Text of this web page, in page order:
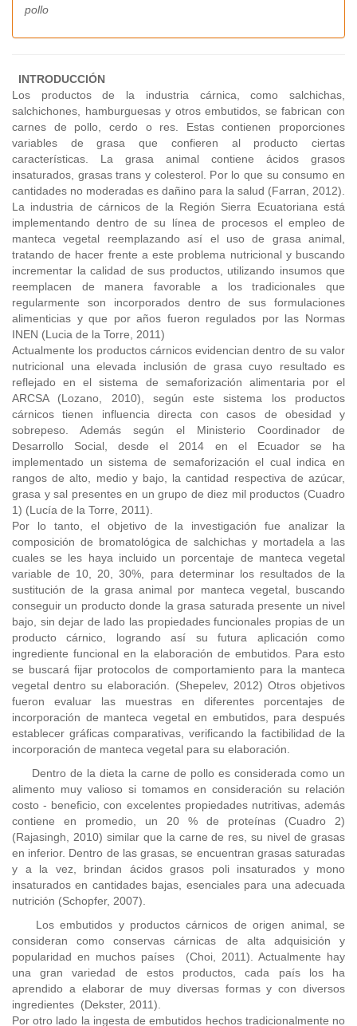
pollo
INTRODUCCIÓN
Los productos de la industria cárnica, como salchichas,
salchichones, hamburguesas y otros embutidos, se fabrican con
carnes de pollo, cerdo o res. Estas contienen proporciones
variables de grasa que confieren al producto ciertas
características. La grasa animal contiene ácidos grasos
insaturados, grasas trans y colesterol. Por lo que su consumo en
cantidades no moderadas es dañino para la salud (Farran, 2012).
La industria de cárnicos de la Región Sierra Ecuatoriana está
implementando dentro de su línea de procesos el empleo de
manteca vegetal reemplazando así el uso de grasa animal,
tratando de hacer frente a este problema nutricional y buscando
incrementar la calidad de sus productos, utilizando insumos que
reemplacen de manera favorable a los tradicionales que
regularmente son incorporados dentro de sus formulaciones
alimenticias y que por años fueron regulados por las Normas
INEN (Lucia de la Torre, 2011)
Actualmente los productos cárnicos evidencian dentro de su valor
nutricional una elevada inclusión de grasa cuyo resultado es
reflejado en el sistema de semaforización alimentaria por el
ARCSA (Lozano, 2010), según este sistema los productos
cárnicos tienen influencia directa con casos de obesidad y
sobrepeso. Además según el Ministerio Coordinador de
Desarrollo Social, desde el 2014 en el Ecuador se ha
implementado un sistema de semaforización el cual indica en
rangos de alto, medio y bajo, la cantidad respectiva de azúcar,
grasa y sal presentes en un grupo de diez mil productos (Cuadro
1) (Lucía de la Torre, 2011).
Por lo tanto, el objetivo de la investigación fue analizar la
composición de bromatológica de salchichas y mortadela a las
cuales se les haya incluido un porcentaje de manteca vegetal
variable de 10, 20, 30%, para determinar los resultados de la
sustitución de la grasa animal por manteca vegetal, buscando
conseguir un producto donde la grasa saturada presente un nivel
bajo, sin dejar de lado las propiedades funcionales propias de un
producto cárnico, logrando así su futura aplicación como
ingrediente funcional en la elaboración de embutidos. Para esto
se buscará fijar protocolos de comportamiento para la manteca
vegetal dentro su elaboración. (Shepelev, 2012) Otros objetivos
fueron evaluar las muestras en diferentes porcentajes de
incorporación de manteca vegetal en embutidos, para después
establecer gráficas comparativas, verificando la factibilidad de la
incorporación de manteca vegetal para su elaboración.
Dentro de la dieta la carne de pollo es considerada como un
alimento muy valioso si tomamos en consideración su relación
costo - beneficio, con excelentes propiedades nutritivas, además
contiene en promedio, un 20 % de proteínas (Cuadro 2)
(Rajasingh, 2010) similar que la carne de res, su nivel de grasas
en inferior. Dentro de las grasas, se encuentran grasas saturadas
y a la vez, brindan ácidos grasos poli insaturados y mono
insaturados en cantidades bajas, esenciales para una adecuada
nutrición (Schopfer, 2007).
Los embutidos y productos cárnicos de origen animal, se
consideran como conservas cárnicas de alta adquisición y
popularidad en muchos países (Choi, 2011). Actualmente hay
una gran variedad de estos productos, cada país los ha
aprendido a elaborar de muy diversas formas y con diversos
ingredientes (Dekster, 2011).
Por otro lado la ingesta de embutidos hechos tradicionalmente no